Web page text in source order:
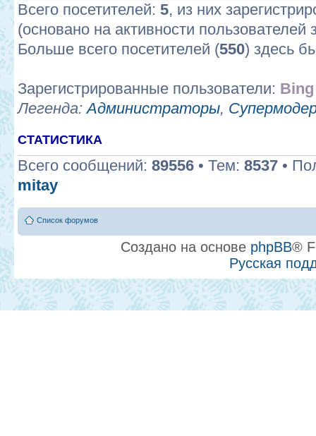
Всего посетителей: 5, из них
(основано на активности пользователей
Больше всего посетителей (550) здесь
Зарегистрированные пользователи:
Легенда:Администраторы,
СТАТИСТИКА
Всего сообщений: 89556 • Тем: 8537 •
mitay
Список форумов
Создано на основе phpBB®
Русская